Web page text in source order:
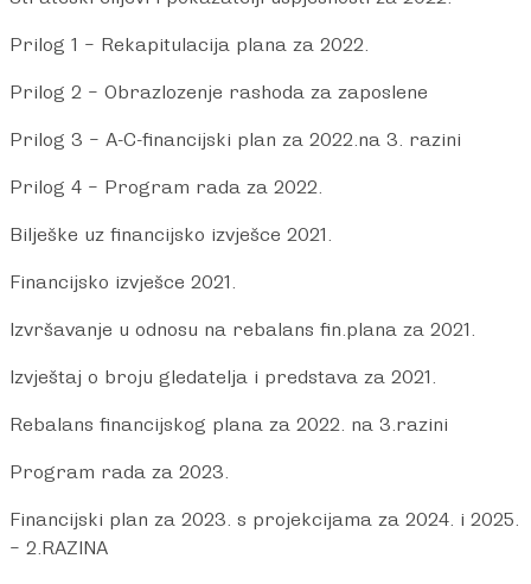
Prilog 1 – Rekapitulacija plana za 2022.
Prilog 2 – Obrazlozenje rashoda za zaposlene
Prilog 3 – A-C-financijski plan za 2022.na 3. razini
Prilog 4 – Program rada za 2022.
Bilješke uz financijsko izvješce 2021.
Financijsko izvješce 2021.
Izvršavanje u odnosu na rebalans fin.plana za 2021.
Izvještaj o broju gledatelja i predstava za 2021.
Rebalans financijskog plana za 2022. na 3.razini
Program rada za 2023.
Financijski plan za 2023. s projekcijama za 2024. i 2025.
– 2.RAZINA